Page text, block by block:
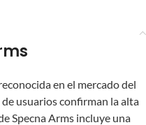
en el mercado del
usuarios confirman la alta
Specna Arms incluye una